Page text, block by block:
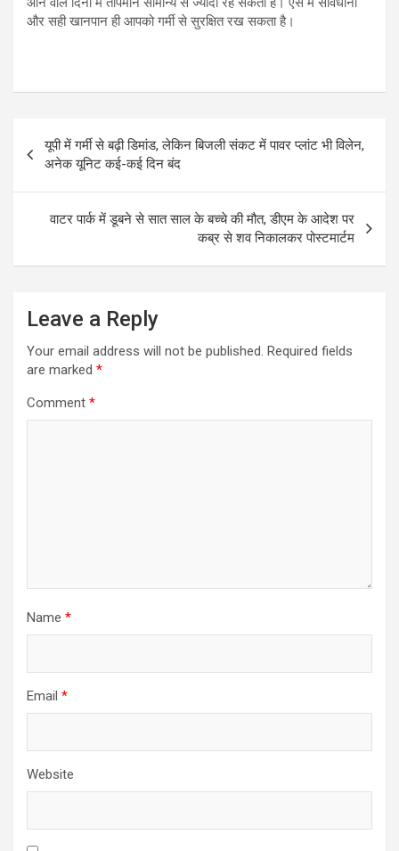
और सही खानपान ही आपको गर्मी से सुरक्षित रख सकता है।
Post
navigation
यूपी में गर्मी से बढ़ी डिमांड, लेकिन बिजली संकट में पावर प्लांट भी विलेन,
अनेक यूनिट कई-कई दिन बंद
वाटर पार्क में डूबने से सात साल के बच्चे की मौत, डीएम के आदेश पर
कब्र से शव निकालकर पोस्टमार्टम
Leave a Reply
Your email address will not be published. Required fields
are marked *
Comment *
Name *
Email *
Website